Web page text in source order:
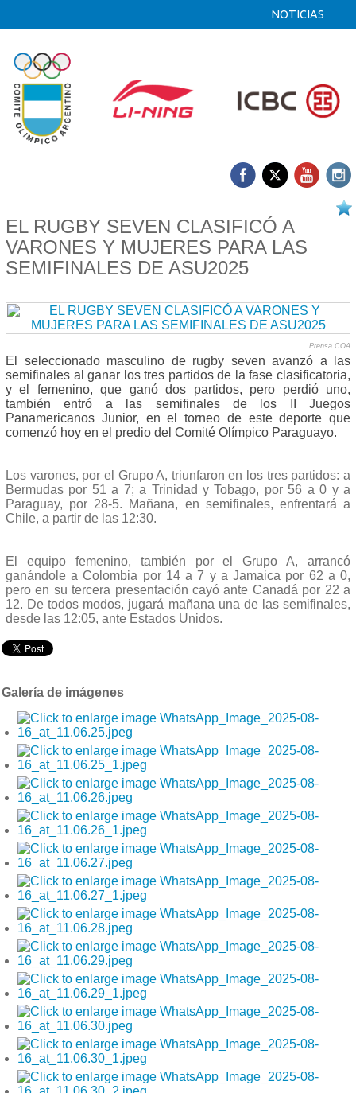
NOTICIAS
EL RUGBY SEVEN CLASIFICÓ A
VARONES Y MUJERES PARA LAS
SEMIFINALES DE ASU2025
Prensa COA
El seleccionado masculino de rugby seven avanzó a las
semifinales al ganar los tres partidos de la fase clasificatoria,
y el femenino, que ganó dos partidos, pero perdió uno,
también entró a las semifinales de los II Juegos
Panamericanos Junior, en el torneo de este deporte que
comenzó hoy en el predio del Comité Olímpico Paraguayo.
Los varones, por el Grupo A, triunfaron en los tres partidos: a
Bermudas por 51 a 7; a Trinidad y Tobago, por 56 a 0 y a
Paraguay, por 28-5. Mañana, en semifinales, enfrentará a
Chile, a partir de las 12:30.
El equipo femenino, también por el Grupo A, arrancó
ganándole a Colombia por 14 a 7 y a Jamaica por 62 a 0,
pero en su tercera presentación cayó ante Canadá por 22 a
12. De todos modos, jugará mañana una de las semifinales,
desde las 12:05, ante Estados Unidos.
Galería de imágenes